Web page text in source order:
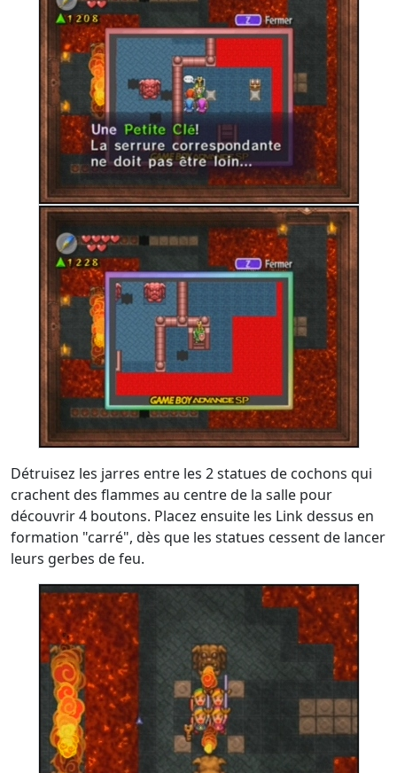
Détruisez les jarres entre les 2 statues de cochons qui
crachent des flammes au centre de la salle pour
découvrir 4 boutons. Placez ensuite les Link dessus en
formation "carré", dès que les statues cessent de lancer
leurs gerbes de feu.